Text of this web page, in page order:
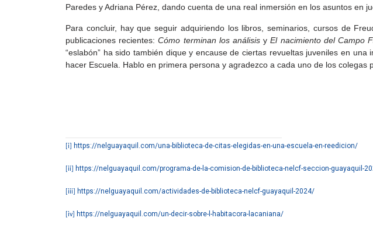
Paredes y Adriana Pérez, dando cuenta de una real inmersión en los asuntos en
Para concluir, hay que seguir adquiriendo los libros, seminarios, cursos de
publicaciones recientes:Cómo terminan los análisis yEl nacimiento del Campo
“eslabón” ha sido también dique y encause de ciertas revueltas juveniles en
hacer Escuela. Hablo en primera persona y agradezco a cada uno de los colegas
[i] https://nelguayaquil.com/una-biblioteca-de-citas-elegidas-en-una-escuela-en-reedicion/
[ii] https://nelguayaquil.com/programa-de-la-comision-de-biblioteca-nelcf-seccion-guayaquil-
[iii] https://nelguayaquil.com/actividades-de-biblioteca-nelcf-guayaquil-2024/
[iv] https://nelguayaquil.com/un-decir-sobre-l-habitacora-lacaniana/